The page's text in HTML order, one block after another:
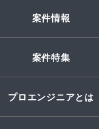
案件情報
案件特集
プロエンジニアとは